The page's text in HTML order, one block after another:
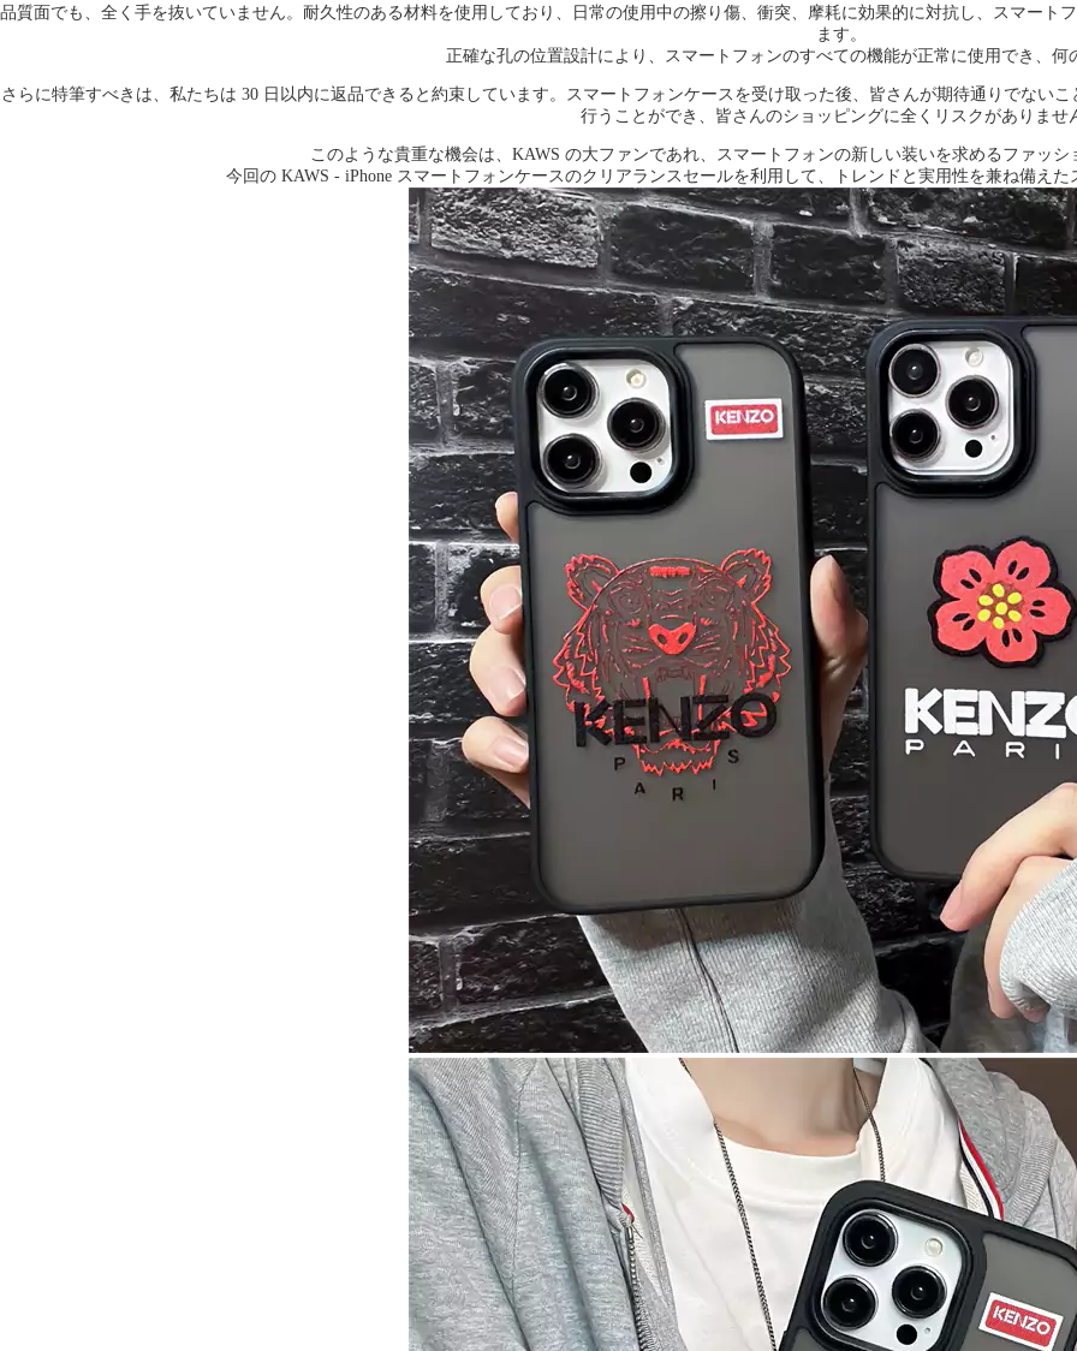
品質面でも、全く手を抜いていません。耐久性のある材料を使用しており、日常の使用中の擦り傷、衝突、摩耗に効果的に対抗し、スマー
ます。
正確な孔の位置設計により、スマートフォンのすべての機能が正常に使用でき、何
さらに特筆すべきは、私たちは 30 日以内に返品できると約束しています。スマートフォンケースを受け取った後、皆さんが期待通りでない
行うことができ、皆さんのショッピングに全くリスクがありませ
このような貴重な機会は、KAWS の大ファンであれ、スマートフォンの新しい装いを求めるファッシ
今回の KAWS - iPhone スマートフォンケースのクリアランスセールを利用して、トレンドと実用性を兼ね備え